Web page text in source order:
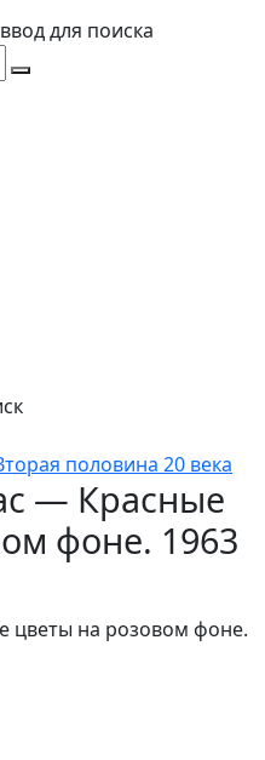
для поиска
половина 20 века
— Красные
фоне. 1963